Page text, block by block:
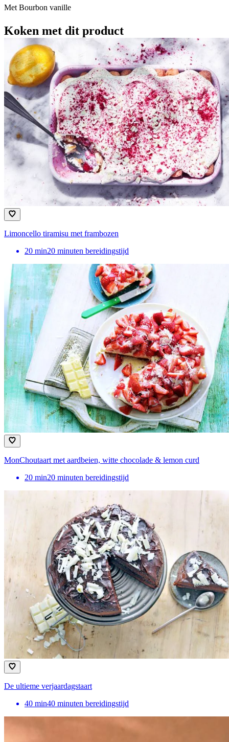
Met Bourbon vanille
Koken met dit product
Limoncello tiramisu met frambozen
20 min20 minuten bereidingstijd
MonChoutaart met aardbeien, witte chocolade & lemon curd
20 min20 minuten bereidingstijd
De ultieme verjaardagstaart
40 min40 minuten bereidingstijd